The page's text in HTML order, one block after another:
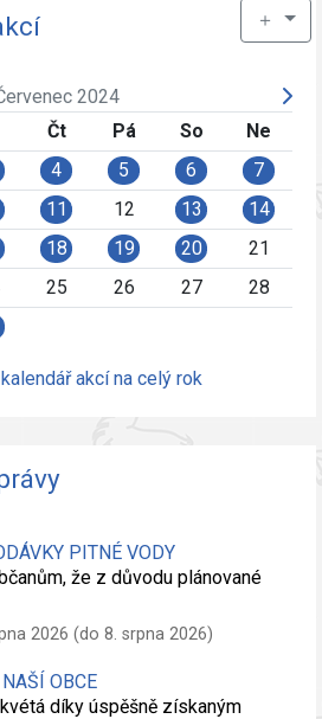
＋
2024
Čt Pá So
Ne
4 5 6
7
11 12 13
14
18 19 20
21
25 26 27
28
akcí na celý rok
PITNÉ VODY
že z důvodu plánované
2026 (do 8. srpna 2026)
OBCE
díky úspěšně získaným